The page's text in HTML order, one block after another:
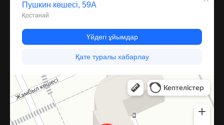
Компрессор
Запчасти и аксессуары для бытовой техники в Караганде